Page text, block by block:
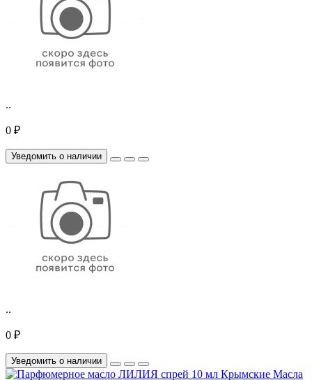
..
0 ₽
Уведомить о наличии
..
0 ₽
Уведомить о наличии